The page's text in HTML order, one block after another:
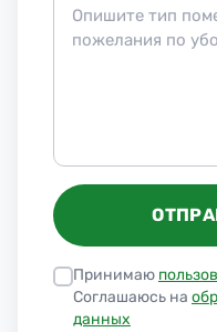
Принимаю
Соглашаюсь на
данных